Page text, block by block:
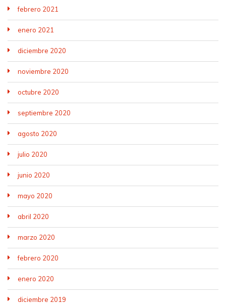
febrero 2021
enero 2021
diciembre 2020
noviembre 2020
octubre 2020
septiembre 2020
agosto 2020
julio 2020
junio 2020
mayo 2020
abril 2020
marzo 2020
febrero 2020
enero 2020
diciembre 2019